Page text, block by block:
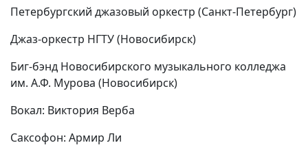
Петербургский джазовый оркестр (Санкт-Петербург)
Джаз-оркестр НГТУ (Новосибирск)
Биг-бэнд Новосибирского музыкального колледжа
им. А.Ф. Мурова (Новосибирск)
Вокал: Виктория Верба
Саксофон: Армир Ли